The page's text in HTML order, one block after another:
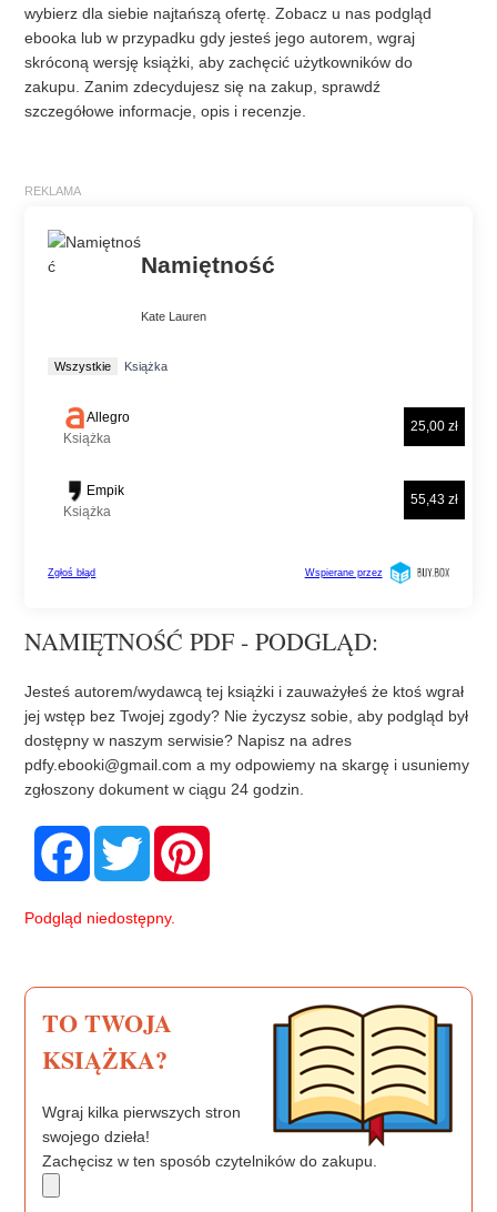
wybierz dla siebie najtańszą ofertę. Zobacz u nas podgląd
ebooka lub w przypadku gdy jesteś jego autorem, wgraj
skróconą wersję książki, aby zachęcić użytkowników do
zakupu. Zanim zdecydujesz się na zakup, sprawdź
szczegółowe informacje, opis i recenzje.
NAMIĘTNOŚĆ PDF - PODGLĄD:
Jesteś autorem/wydawcą tej książki i zauważyłeś że ktoś wgrał
jej wstęp bez Twojej zgody? Nie życzysz sobie, aby podgląd był
dostępny w naszym serwisie? Napisz na adres
pdfy.ebooki@gmail.com a my odpowiemy na skargę i usuniemy
zgłoszony dokument w ciągu 24 godzin.
F
o
T
w
e
Podgląd niedostępny.
TO TWOJA
KSIĄŻKA?
Wgraj kilka pierwszych stron
swojego dzieła!
Zachęcisz w ten sposób czytelników do zakupu.